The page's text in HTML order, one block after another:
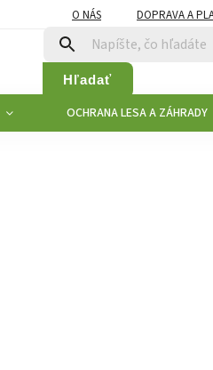
O NÁS DOPRAVA A
Hľadať
OCHRANA LESA A ZÁHRADY